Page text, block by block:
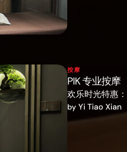
按摩
PIK 专业按摩
by Yi Tiao Xian